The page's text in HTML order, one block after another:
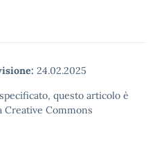
24.02.2025
questo articolo è
Creative Commons